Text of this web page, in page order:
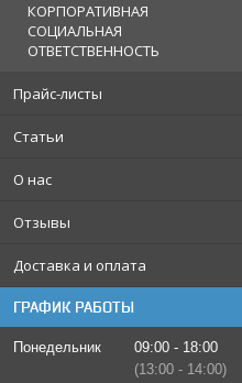
КОРПОРАТИВНАЯ
СОЦИАЛЬНАЯ
ОТВЕТСТВЕННОСТЬ
Прайс-листы
Статьи
О нас
Отзывы
Доставка и оплата
ГРАФИК РАБОТЫ
Понедельник 09:00
18:00
13:00
14:00